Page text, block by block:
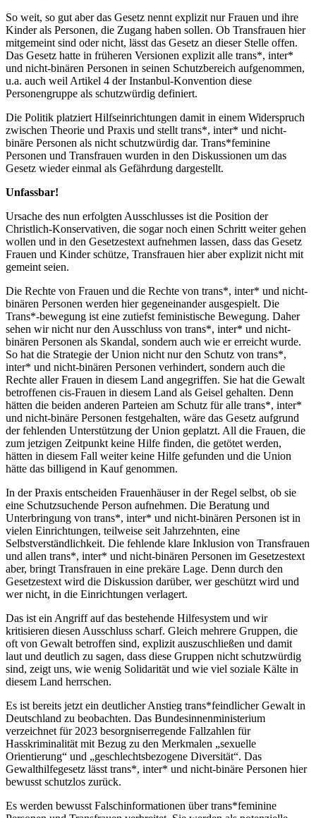
So weit, so gut aber das Gesetz nennt explizit nur Frauen und ihre
Kinder als Personen, die Zugang haben sollen. Ob Transfrauen hier
mitgemeint sind oder nicht, lässt das Gesetz an dieser Stelle offen.
Das Gesetz hatte in früheren Versionen explizit alle trans*, inter*
und nicht-binären Personen in seinen Schutzbereich aufgenommen,
u.a. auch weil Artikel 4 der Instanbul-Konvention diese
Personengruppe als schutzwürdig definiert.
Die Politik platziert Hilfseinrichtungen damit in einem Widerspruch
zwischen Theorie und Praxis und stellt trans*, inter* und nicht-
binäre Personen als nicht schutzwürdig dar. Trans*feminine
Personen und Transfrauen wurden in den Diskussionen um das
Gesetz wieder einmal als Gefährdung dargestellt.
Unfassbar!
Ursache des nun erfolgten Ausschlusses ist die Position der
Christlich-Konservativen, die sogar noch einen Schritt weiter gehen
wollen und in den Gesetzestext aufnehmen lassen, dass das Gesetz
Frauen und Kinder schütze, Transfrauen hier aber explizit nicht mit
gemeint seien.
Die Rechte von Frauen und die Rechte von trans*, inter* und nicht-
binären Personen werden hier gegeneinander ausgespielt. Die
Trans*-bewegung ist eine zutiefst feministische Bewegung. Daher
sehen wir nicht nur den Ausschluss von trans*, inter* und nicht-
binären Personen als Skandal, sondern auch wie er erreicht wurde.
So hat die Strategie der Union nicht nur den Schutz von trans*,
inter* und nicht-binären Personen verhindert, sondern auch die
Rechte aller Frauen in diesem Land angegriffen. Sie hat die Gewalt
betroffenen cis-Frauen in diesem Land als Geisel gehalten. Denn
hätten die beiden anderen Parteien am Schutz für alle trans*, inter*
und nicht-binäre Personen festgehalten, wäre das Gesetz aufgrund
der fehlenden Unterstützung der Union geplatzt. All die Frauen, die
zum jetzigen Zeitpunkt keine Hilfe finden, die getötet werden,
hätten in diesem Fall weiter keine Hilfe gefunden und die Union
hätte das billigend in Kauf genommen.
In der Praxis entscheiden Frauenhäuser in der Regel selbst, ob sie
eine Schutzsuchende Person aufnehmen. Die Beratung und
Unterbringung von trans*, inter* und nicht-binären Personen ist in
vielen Einrichtungen, teilweise seit Jahrzehnten, eine
Selbstverständlichkeit. Die fehlende klare Inklusion von Transfrauen
und allen trans*, inter* und nicht-binären Personen im Gesetzestext
aber, bringt Transfrauen in eine prekäre Lage. Denn durch den
Gesetzestext wird die Diskussion darüber, wer geschützt wird und
wer nicht, in die Einrichtungen verlagert.
Das ist ein Angriff auf das bestehende Hilfesystem und wir
kritisieren diesen Ausschluss scharf. Gleich mehrere Gruppen, die
oft von Gewalt betroffen sind, explizit auszuschließen und damit
laut und deutlich zu sagen, dass diese Gruppen nicht schutzwürdig
sind, zeigt uns, wie wenig Solidarität und wie viel soziale Kälte in
diesem Land herrschen.
Es ist bereits jetzt ein deutlicher Anstieg trans*feindlicher Gewalt in
Deutschland zu beobachten. Das Bundesinnenministerium
verzeichnet für 2023 besorgniserregende Fallzahlen für
Hasskriminalität mit Bezug zu den Merkmalen „sexuelle
Orientierung“ und „geschlechtsbezogene Diversität“. Das
Gewalthilfegesetz lässt trans*, inter* und nicht-binäre Personen hier
bewusst schutzlos zurück.
Es werden bewusst Falschinformationen über trans*feminine